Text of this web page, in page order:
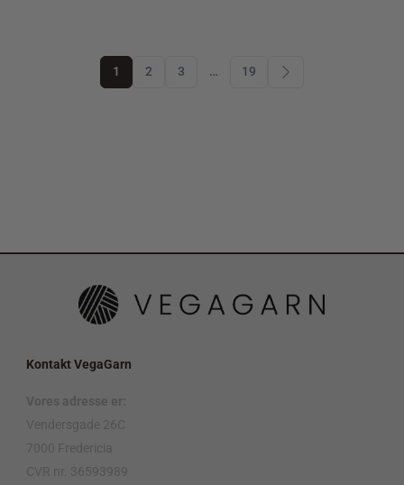
1 2 3 … 19
Kontakt VegaGarn
Vores adresse er:
Vendersgade 26C
7000 Fredericia
CVR nr. 36593989